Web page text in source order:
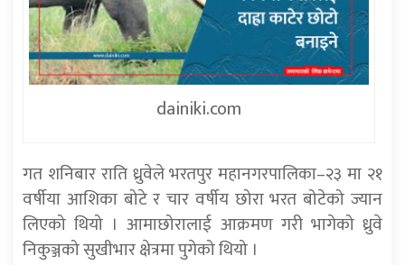
dainiki.com
गत शनिबार राति ध्रुवेले भरतपुर महानगरपालिका–२३ मा २१
वर्षीया आशिका बोटे र चार वर्षीय छोरा भरत बोटेको ज्यान
लिएको थियो । आमाछोरालाई आक्रमण गरी भागेको ध्रुवे
निकुञ्जको सुखीभार क्षेत्रमा पुगेको थियो ।